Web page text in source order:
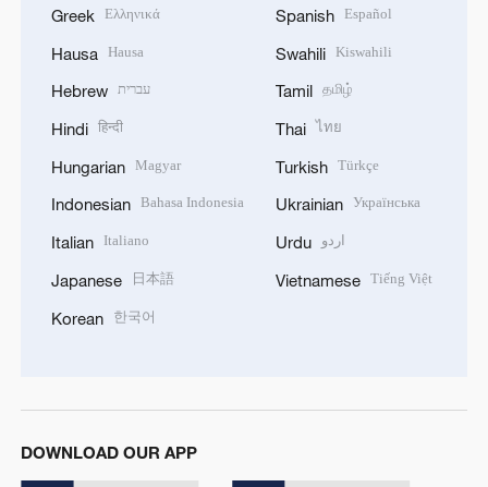
Greek Ελληνικά
Hausa Hausa
Hebrew עברית
Hindi हिन्दी
Hungarian Magyar
Indonesian Bahasa Indonesia
Italian Italiano
Japanese 日本語
Korean 한국어
Spanish Español
Swahili Kiswahili
Tamil தமிழ்
Thai ไทย
Turkish Türkçe
Ukrainian Українська
Urdu اردو
Vietnamese Tiếng Việt
DOWNLOAD OUR APP